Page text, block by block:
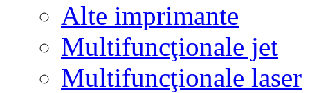
Alte imprimante
Multifuncţionale jet
Multifuncţionale laser